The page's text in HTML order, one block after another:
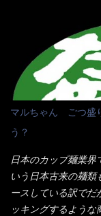
に行っても同じメ
近は、ステーキガ
くて） しかし最近
ア担当は2人程度し
ネル！！ 凄いよな
居たと思うけど・
ーポンなんだけど
くれたが、何故かタ
員さんも、アレー？
消えていった。 タ
のヤロー！ 待つ事
来ました。 こちら
マルちゃん ごつ盛
う？
日本のカップ麺業界
いう日本古来の麺類
ースしている訳で
ッキングするような